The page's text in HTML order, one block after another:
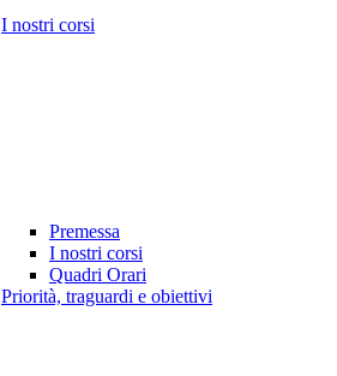
I nostri corsi
Premessa
I nostri corsi
Quadri Orari
Priorità, traguardi e obiettivi